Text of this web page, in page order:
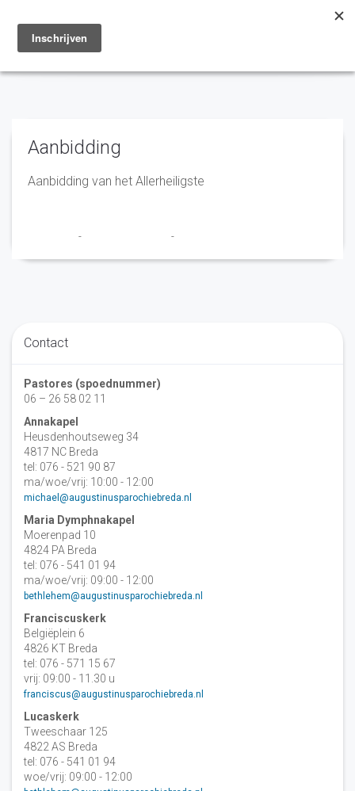
Toggle
navigation
Aanbidding
Aanbidding van het Allerheiligste
- -
Contact
Pastores (spoednummer)
06 – 26 58 02 11
Annakapel
Heusdenhoutseweg 34
4817 NC Breda
tel: 076 - 521 90 87
ma/woe/vrij: 10:00 - 12:00
michael@augustinusparochiebreda.nl
Maria Dymphnakapel
Moerenpad 10
4824 PA Breda
tel: 076 - 541 01 94
ma/woe/vrij: 09:00 - 12:00
bethlehem@augustinusparochiebreda.nl
Franciscuskerk
Belgiëplein 6
4826 KT Breda
tel: 076 - 571 15 67
vrij: 09:00 - 11.30 u
franciscus@augustinusparochiebreda.nl
Lucaskerk
Tweeschaar 125
4822 AS Breda
tel: 076 - 541 01 94
woe/vrij: 09:00 - 12:00